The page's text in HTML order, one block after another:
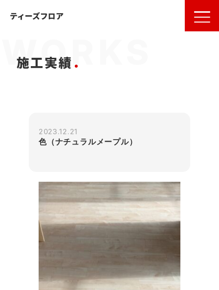
名古屋 フローリング
ティーズフロア
施工実績
2023.12.21
色（ナチュラルメープル）